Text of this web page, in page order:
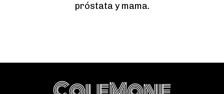
próstata y mama.